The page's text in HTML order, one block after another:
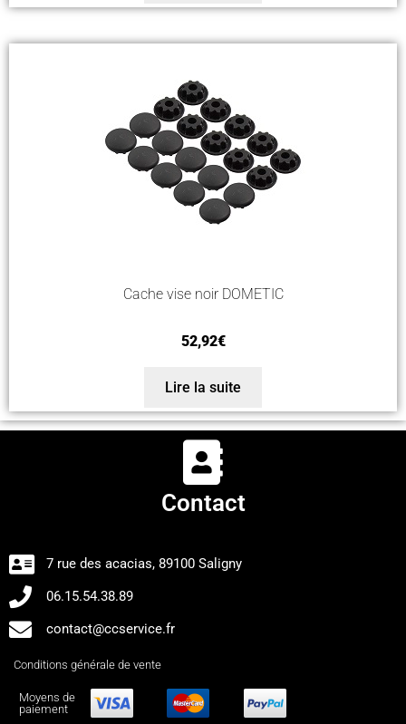
Cache vise noir DOMETIC
52,92€
Lire la suite
Contact
7 rue des acacias, 89100 Saligny
06.15.54.38.89
contact@ccservice.fr
Conditions générale de vente
Moyens de
paiement